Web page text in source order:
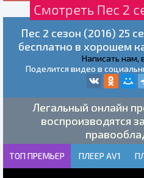
Смотреть Пес 2
Пес 2 сезон (2016) 25
бесплатно в хорошем
Написать нам,
Поделится видео в
Легальный онлайн
воспроизводятся
ТОП ПРЕМЬЕР ПЛЕЕР AV1